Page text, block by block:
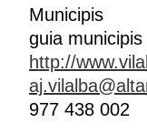
Municipis
guia municipis
http://
977 438 002